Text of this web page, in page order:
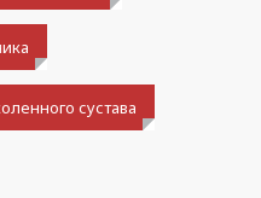
сустава